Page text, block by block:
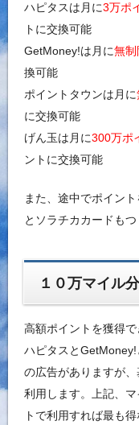
ハピタスは月に3万ポ
トに交換可能
GetMoney!は月に無制
換可能
ポイントタウンは月に
に交換可能
げん玉は月に300万ポ
ントに交換可能
また、途中でポイン
とソラチカカードもつ
１０万マイル
高額ポイントを獲得で
ハピタスと
の広告がありますが
利用します。上記、
トで利用すれば最も